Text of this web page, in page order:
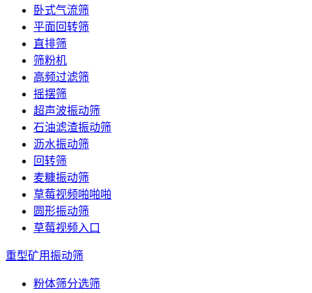
卧式气流筛
平面回转筛
直排筛
筛粉机
高频过滤筛
摇摆筛
超声波振动筛
石油滤渣振动筛
沥水振动筛
回转筛
麦糠振动筛
草莓视频啪啪啪
圆形振动筛
草莓视频入口
重型矿用振动筛
粉体筛分选筛